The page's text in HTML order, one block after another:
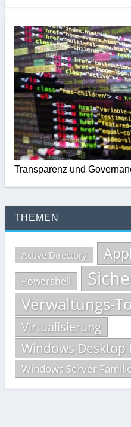
Transparenz und
THEMEN
Active Directory
Powershell
Verwaltungs-
Virtualisierung
Windows Desktop
Windows Server